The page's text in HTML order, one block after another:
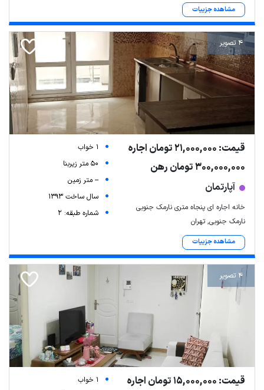
مشاهده جزییات
4 تصویر
قیمت: 21,000,000 تومان اجاره
300,000,000 تومان رهن
آپارتمان
خانه اجاره ای پنجاه متری نارمک جنوبی
نارمک جنوبی, تهران
مشاهده جزییات
1 خواب
50 متر زیربنا
-- متر زمین
سال ساخت 1393
شماره طبقه: 2
4 تصویر
قیمت: 15,000,000 تومان اجاره
1 خواب